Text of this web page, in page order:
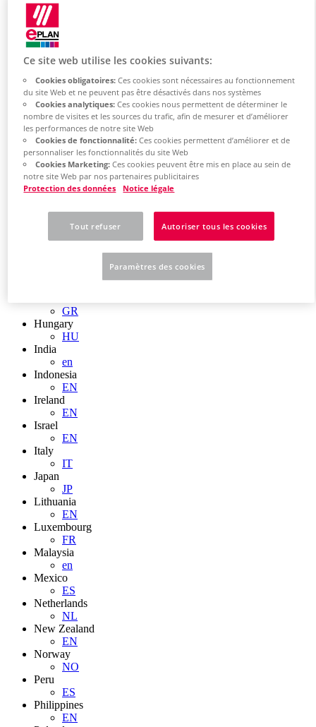
Chile
China
ZH
China Taiwan
EN
Colombia
ES
Croatia
HR
Czech Republic
CZ
Denmark
DK
Finland
FI
GR
Hungary
HU
India
en
Indonesia
EN
Ireland
EN
Israel
EN
Italy
IT
Japan
JP
Lithuania
EN
Luxembourg
FR
Malaysia
en
Mexico
ES
Netherlands
NL
New Zealand
EN
Norway
NO
Peru
ES
Philippines
EN
Ce site web utilise les cookies suivants:
Cookies obligatoires:Ces cookies sont nécessaires au fonctionnement
du site Web et ne peuvent pas être désactivés dans nos systèmes
Cookies analytiques:Ces cookies nous permettent de déterminer le
nombre de visites et les sources du trafic, afin de mesurer et d’améliorer
les performances de notre site Web
Cookies de fonctionnalité:Ces cookies permettent d’améliorer et de
personnaliser les fonctionnalités du site Web
Cookies Marketing:Ces cookies peuvent être mis en place au sein de
notre site Web par nos partenaires publicitaires
Protection des données Notice légale
Tout refuser Autoriser tous les cookies
Paramètres des cookies